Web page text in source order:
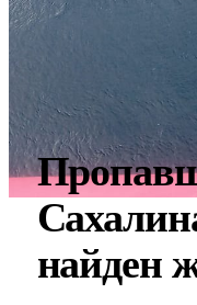
найден